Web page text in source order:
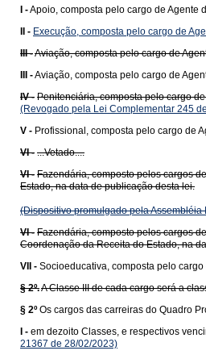
I -Apoio, composta pelo cargo de Agente
II - Execução, composta pelo cargo de
III -Aviação, composta pelo cargo de
III -Aviação, composta pelo cargo de
IV - Penitenciária, composta pelo cargo
(Revogado pela Lei Complementar 245
V - Profissional, composta pelo cargo de
VI - ...Vetado....
VI - Fazendária, composto pelos cargos
Estado, na data de publicação desta lei.
(Dispositivo promulgado pela
VI - Fazendária, composto pelos cargos
Coordenação da Receita do Estado, na
VII - Socioeducativa, composta pelo
§ 2º.A Classe III de cada cargo será a
§ 2º Os cargos das carreiras do Quadro
I - em dezoito Classes, e respectivos
21367 de 28/02/2023)